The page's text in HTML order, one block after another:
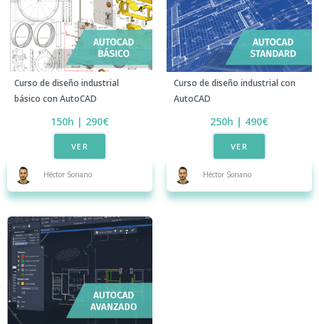
Curso de diseño industrial
básico con AutoCAD
150h | 290€
VER
Héctor Soriano
Curso de diseño industrial con
AutoCAD​
250h | 490€​
VER
Héctor Soriano